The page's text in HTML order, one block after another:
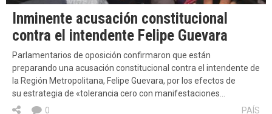
Inminente acusación constitucional
contra el intendente Felipe Guevara
Parlamentarios de oposición confirmaron que están
preparando una acusación constitucional contra el intendente de
la Región Metropolitana, Felipe Guevara, por los efectos de
su estrategia de «tolerancia cero con manifestaciones…
PAÍS
0